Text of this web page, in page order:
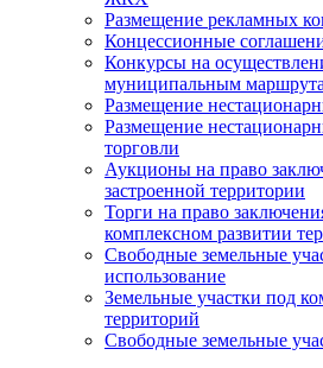
Размещение рекламных
Концессионные
Конкурсы на
муниципальным
Размещение
Размещение
торговли
Аукционы на право
застроенной территории
Торги на право
комплексном развитии
Свободные земельные
использование
Земельные участки под
территорий
Свободные земельные